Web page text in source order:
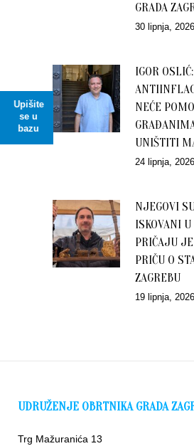
Upišite
se u
bazu
GRADA
30 lipnja, 2026
IGOR OSLIĆ:
NEĆE
UNIŠTITI
24 lipnja, 2026
NJEGOVI
ISKOVANI U
PRIČAJU
PRIČU O
ZAGREBU
19 lipnja, 2026
UDRUŽENJE OBRTNIKA GRADA
Trg Mažuranića 13